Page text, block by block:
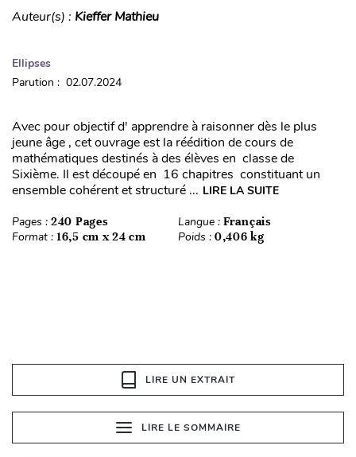
Auteur(s) : Kieffer Mathieu
Ellipses
Parution : 02.07.2024
Avec pour objectif d' apprendre à raisonner dès le plus
jeune âge , cet ouvrage est la réédition de cours de
mathématiques destinés à des élèves en classe de
Sixième. Il est découpé en 16 chapitres constituant un
ensemble cohérent et structuré ... LIRE LA SUITE
Pages : 240 Pages Langue : Français
Format : 16,5 cm x 24 cm Poids : 0,406 kg
LIRE UN EXTRAIT
LIRE LE SOMMAIRE